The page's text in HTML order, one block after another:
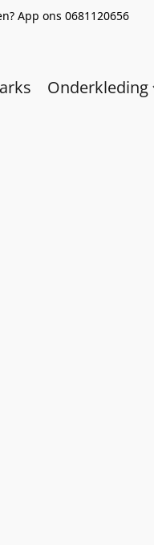
App ons 0681120656
Onderkleding